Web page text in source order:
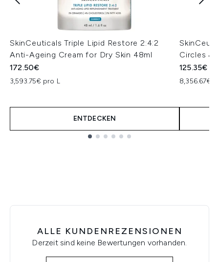
SkinCeuticals Triple Lipid Restore 2:4:2
Anti-Ageing Cream for Dry Skin 48ml
172.50€
3,593.75€ pro L
ENTDECKEN
Circles &
125.35€
8,356.67€
ALLE KUNDENREZENSIONEN
Derzeit sind keine Bewertungen vorhanden.